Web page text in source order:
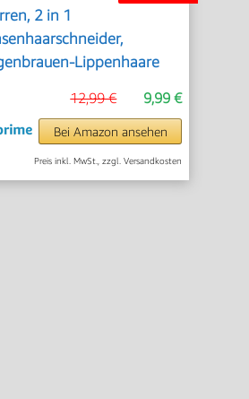
2 in 1
Lippenhaare
Waschbarer
Männer und Frauen
9,99 €
12,99 €
Bei Amazon ansehen
Preis inkl. MwSt., zzgl. Versandkosten